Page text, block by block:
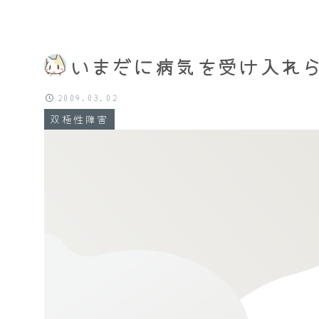
いまだに病気を受け入れ
双極性障害
2009.03.02